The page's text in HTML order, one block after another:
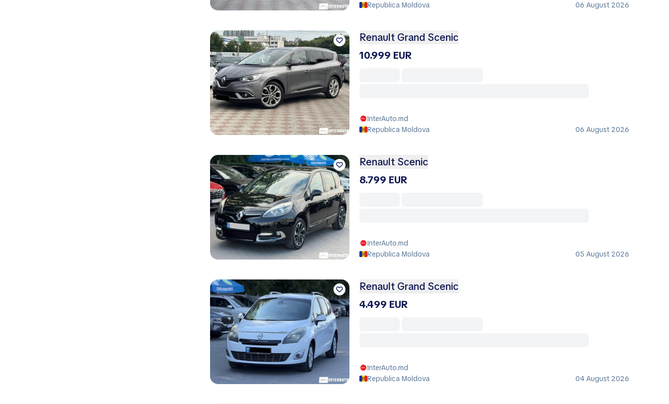
Republica Moldova
06 August 2026
Renault Grand Scenic
10.999 EUR
InterAuto.md
Republica Moldova
06 August 2026
Renault Scenic
8.799 EUR
InterAuto.md
Republica Moldova
05 August 2026
Renault Grand Scenic
4.499 EUR
InterAuto.md
Republica Moldova
04 August 2026